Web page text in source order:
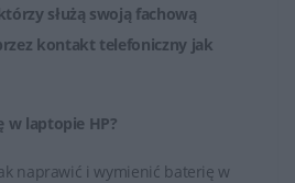
służą swoją fachową
kontakt telefoniczny jak
w laptopie HP?
naprawić i wymienić baterię w